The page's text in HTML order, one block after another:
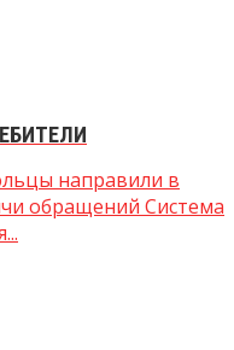
направили в
обращений Система